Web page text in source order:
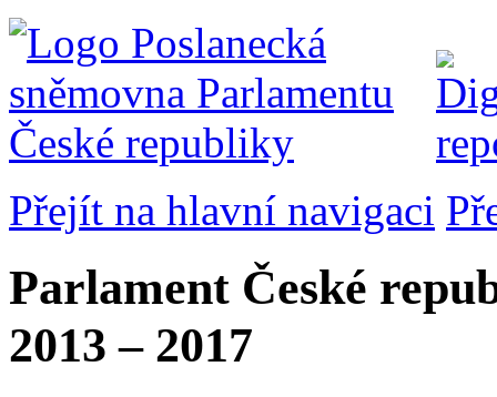
Přejít na hlavní navigaci
Parlament České
2013 – 2017